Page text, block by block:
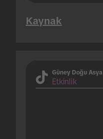
Kaynak
Güney Doğu Asya
Etkinlik